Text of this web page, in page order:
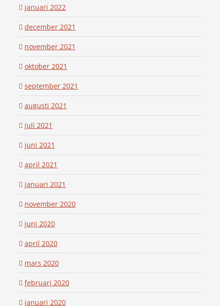
januari 2022
december 2021
november 2021
oktober 2021
september 2021
augusti 2021
juli 2021
juni 2021
april 2021
januari 2021
november 2020
juni 2020
april 2020
mars 2020
februari 2020
januari 2020